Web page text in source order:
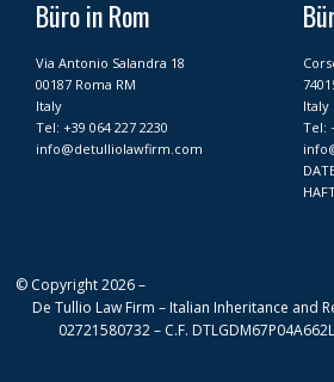
Büro in Rom
Via Antonio Salandra 18
00187 Roma RM
Italy
Tel: +39 064 227 2230
info@detulliolawfirm.com
Italy
Tel:
© Copyright 2026 –
De Tullio Law Firm – Italian Inheritance and
02721580732 – C.F.